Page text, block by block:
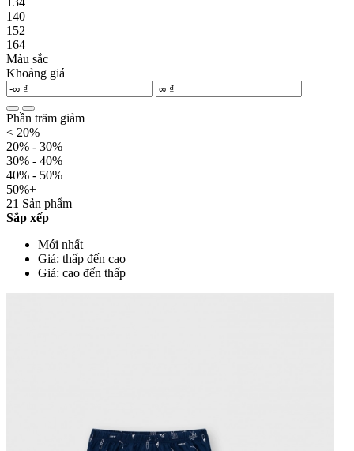
140
152
164
Màu sắc
Khoảng giá
Phần trăm giảm
< 20%
20% - 30%
30% - 40%
40% - 50%
50%+
21 Sản phẩm
Sắp xếp
Mới nhất
Giá: thấp đến cao
Giá: cao đến thấp